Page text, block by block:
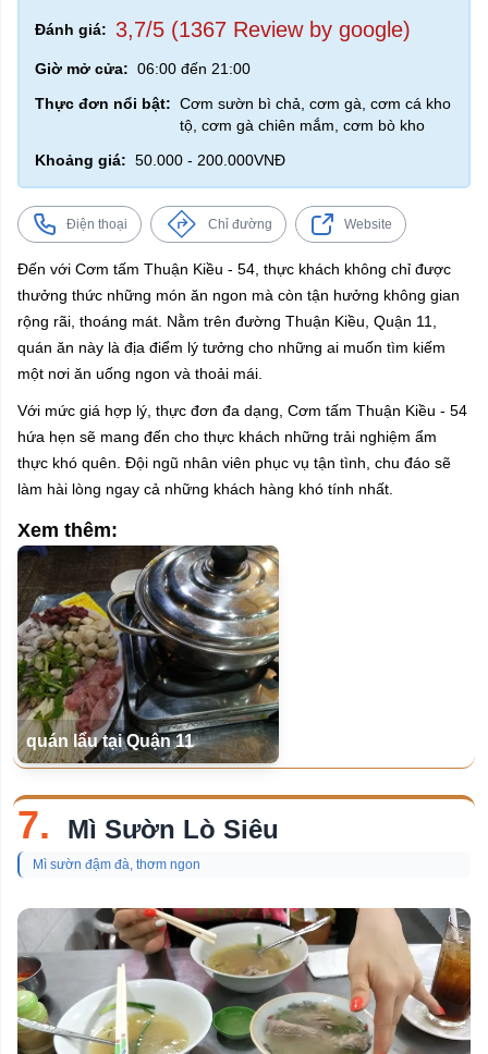
Đánh giá: 3,7/5 (1367 Review by google)
Giờ mở cửa: 06:00 đến 21:00
Thực đơn nổi bật: Cơm sườn bì chả, cơm gà, cơm cá kho
tộ, cơm gà chiên mắm, cơm bò kho
Khoảng giá: 50.000 - 200.000VNĐ
Điện thoại Chỉ đường Website
Đến với Cơm tấm Thuận Kiều - 54, thực khách không chỉ được
thưởng thức những món ăn ngon mà còn tận hưởng không gian
rộng rãi, thoáng mát. Nằm trên đường Thuận Kiều, Quận 11,
quán ăn này là địa điểm lý tưởng cho những ai muốn tìm kiếm
một nơi ăn uống ngon và thoải mái.
Với mức giá hợp lý, thực đơn đa dạng, Cơm tấm Thuận Kiều - 54
hứa hẹn sẽ mang đến cho thực khách những trải nghiệm ẩm
thực khó quên. Đội ngũ nhân viên phục vụ tận tình, chu đáo sẽ
làm hài lòng ngay cả những khách hàng khó tính nhất.
Xem thêm:
quán lẩu tại Quận 11
7. Mì Sườn Lò Siêu
Mì sườn đậm đà, thơm ngon